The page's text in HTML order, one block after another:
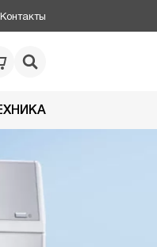
Контакты